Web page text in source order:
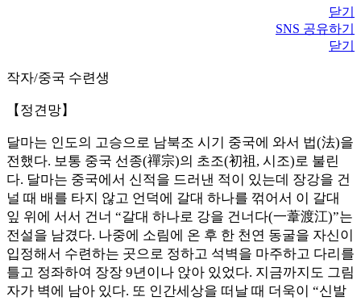
닫기
SNS 공유하기
닫기
작자/중국 수련생
【정견망】
달마는 인도의 고승으로 남북조 시기 중국에 와서 법(法)을
전했다. 보통 중국 선종(禪宗)의 초조(初祖, 시조)로 불린
다. 달마는 중국에서 신적을 드러낸 적이 있는데 장강을 건
널 때 배를 타지 않고 언덕에 갈대 하나를 꺾어서 이 갈대
잎 위에 서서 건너 “갈대 하나로 강을 건너다(一葦渡江)”는
전설을 남겼다. 나중에 소림에 온 후 한 천연 동굴을 자신이
입정해서 수련하는 곳으로 정하고 석벽을 마주하고 다리를
틀고 정좌하여 장장 9년이나 앉아 있었다. 지금까지도 그림
자가 벽에 남아 있다. 또 인간세상을 떠날 때 더욱이 “신발